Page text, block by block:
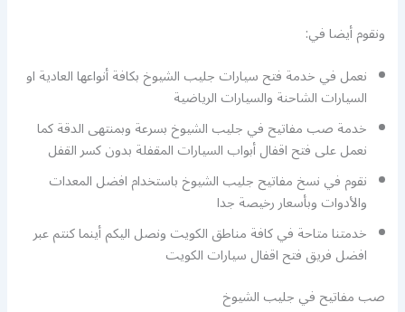
ونقوم أيضا في:
نعمل في خدمة فتح سيارات جليب الشيوخ بكافة أنواعها العادية او
السيارات الشاحنة والسيارات الرياضية
خدمة صب مفاتيح في جليب الشيوخ بسرعة وبمنتهى الدقة كما
نعمل على فتح اقفال أبواب السيارات المقفلة بدون كسر القفل
نقوم في نسخ مفاتيح جليب الشيوخ باستخدام افضل المعدات
والأدوات وبأسعار رخيصة جدا
خدمتنا متاحة في كافة مناطق الكويت ونصل اليكم أينما كنتم عبر
افضل فريق فتح اقفال سيارات الكويت
صب مفاتيح في جليب الشيوخ